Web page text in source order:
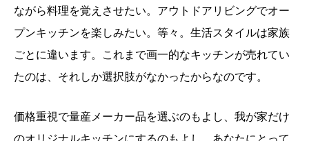
ながら料理を覚えさせたい。アウトドアリビングでオー
プンキッチンを楽しみたい。等々。生活スタイルは家族
ごとに違います。これまで画一的なキッチンが売れてい
たのは、それしか選択肢がなかったからなのです。
価格重視で量産メーカー品を選ぶのもよし、我が家だけ
のオリジナルキッチンにするのもよし。あなたにとって